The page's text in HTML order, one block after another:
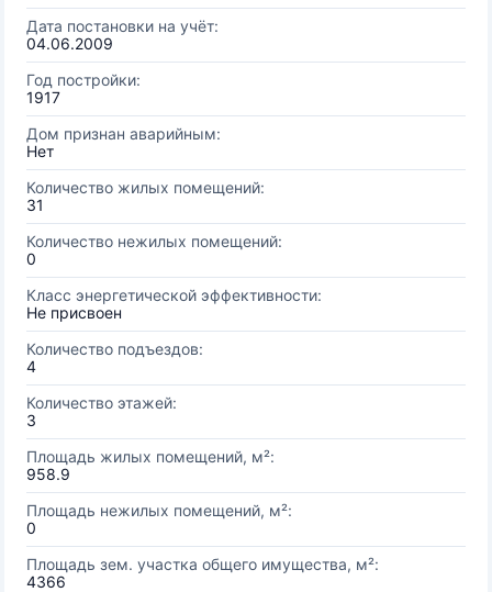
Дата постановки на учёт:
04.06.2009
Год постройки:
1917
Дом признан аварийным:
Нет
Количество жилых помещений:
31
Количество нежилых помещений:
0
Класс энергетической эффективности:
Не присвоен
Количество подъездов:
4
Количество этажей:
3
Площадь жилых помещений, м²:
958.9
Площадь нежилых помещений, м²:
0
Площадь зем. участка общего имущества, м²:
4366